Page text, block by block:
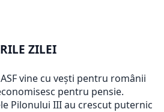
ZILEI
ASF vine cu vești pentru românii
pentru pensie.
Pilonului III au crescut puternic